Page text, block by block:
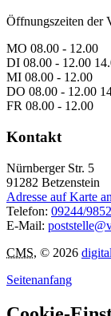
Öffnungszeiten der
MO 08.00 - 12.00
DI 08.00 - 12.00
MI 08.00 - 12.00
DO 08.00 - 12.00
FR 08.00 - 12.00
Kontakt
Nürnberger Str. 5
91282 Betzenstein
Adresse auf Karte
Telefon: 09244/
E-Mail:
CMS, © 2026 digital
Seitenanfang